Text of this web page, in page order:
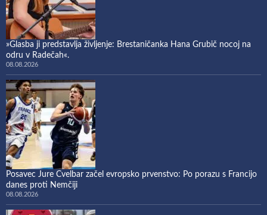
»Glasba ji predstavlja življenje: Brestaničanka Hana Grubič nocoj na
odru v Radečah«.
08.08.2026
Posavec Jure Cvelbar začel evropsko prvenstvo: Po porazu s Francijo
danes proti Nemčiji
08.08.2026